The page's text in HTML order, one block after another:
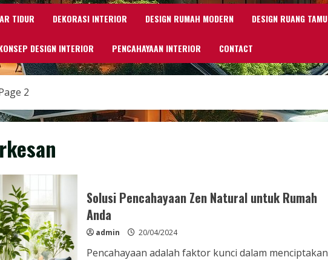
TIDUR DEKORASI INTERIOR DESIGN RUMAH MODERN DESIGN RUANG TAMU
DESIGN INTERIOR PENCAHAYAAN INTERIOR CONTACT
2
Solusi Pencahayaan Zen Natural untuk Rumah
Anda
admin 20/04/2024
Pencahayaan adalah faktor kunci dalam menciptakan